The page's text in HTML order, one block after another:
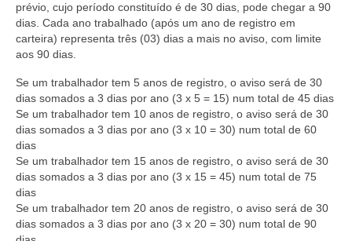
prévio, cujo período constituído é de 30 dias, pode chegar a 90
dias. Cada ano trabalhado (após um ano de registro em
carteira) representa três (03) dias a mais no aviso, com limite
aos 90 dias.
Se um trabalhador tem 5 anos de registro, o aviso será de 30
dias somados a 3 dias por ano (3 x 5 = 15) num total de 45 dias
Se um trabalhador tem 10 anos de registro, o aviso será de 30
dias somados a 3 dias por ano (3 x 10 = 30) num total de 60
dias
Se um trabalhador tem 15 anos de registro, o aviso será de 30
dias somados a 3 dias por ano (3 x 15 = 45) num total de 75
dias
Se um trabalhador tem 20 anos de registro, o aviso será de 30
dias somados a 3 dias por ano (3 x 20 = 30) num total de 90